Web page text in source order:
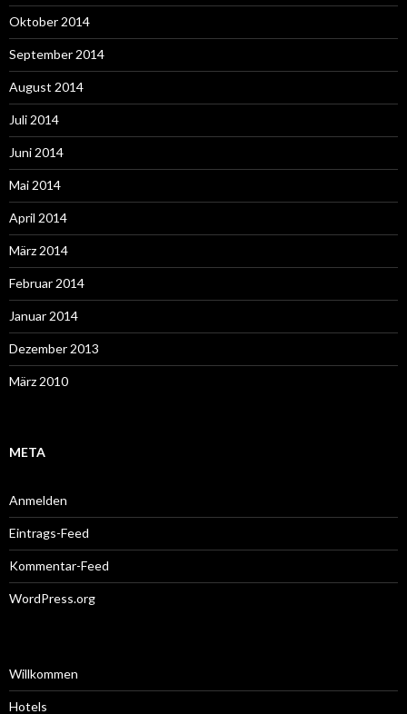
Oktober 2014
September 2014
August 2014
Juli 2014
Juni 2014
Mai 2014
April 2014
März 2014
Februar 2014
Januar 2014
Dezember 2013
März 2010
META
Anmelden
Eintrags-Feed
Kommentar-Feed
WordPress.org
Willkommen
Hotels